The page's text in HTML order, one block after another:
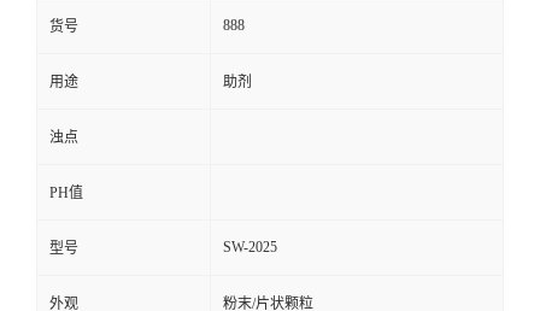
货号 888
用途 助剂
浊点
PH值
型号 SW-2025
外观 粉末/片状颗粒